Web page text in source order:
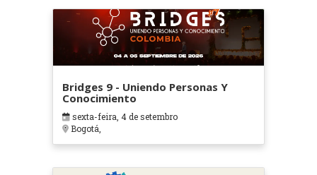
Bridges 9 - Uniendo Personas Y
Conocimiento
sexta-feira, 4 de setembro
Bogotá,